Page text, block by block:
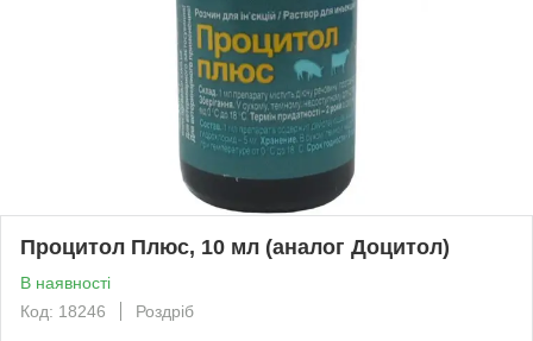
Процитол Плюс, 10 мл (аналог Доцитол)
В наявності
Код: 18246
Роздріб